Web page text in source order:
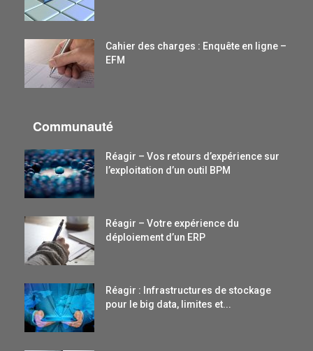
Cahier des charges : Enquête en ligne –
EFM
Communauté
Réagir – Vos retours d’expérience sur
l’exploitation d’un outil BPM
Réagir – Votre expérience du
déploiement d’un ERP
Réagir : Infrastructures de stockage
pour le big data, limites et...